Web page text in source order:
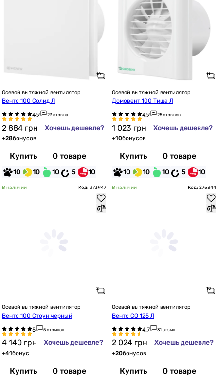
Осевой вытяжной вентилятор
Вентс 100 Солид Л
23 отзыва
2 884 грн Хочешь дешевле?
+28бонусов
Купить О товаре
10 10 10 5 10
Осевой вытяжной вентилятор
Домовент 100 Тиша Л
25 отзывов
1 023 грн Хочешь дешевле?
+10бонусов
Купить О товаре
10 10 10 5 10
В наличии Код: 373947
Осевой вытяжной вентилятор
Вентс 100 Стоун черный
5 отзывов
4 140 грн Хочешь дешевле?
+41бонус
Купить О товаре
В наличии Код: 275344
Осевой вытяжной вентилятор
Вентс СО 125 Л
31 отзыв
2 024 грн Хочешь дешевле?
+20бонусов
Купить О товаре